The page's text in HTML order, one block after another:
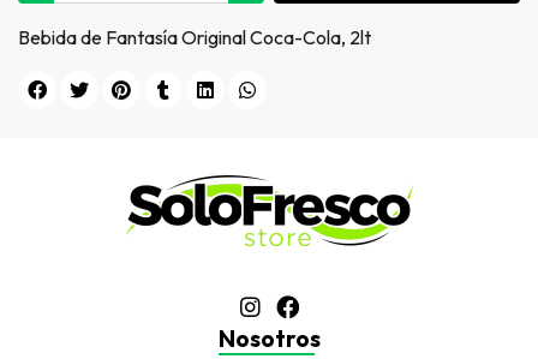
Bebida de Fantasía Original Coca-Cola, 2lt
Nosotros